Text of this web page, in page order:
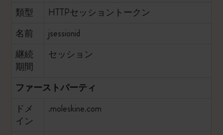
類型
HTTPセッショントークン
名前
jsessionid
継続
期間
セッション
ファーストパーティ
ドメ
イン
.moleskine.com